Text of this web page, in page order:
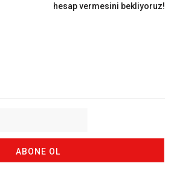
hesap vermesini bekliyoruz!